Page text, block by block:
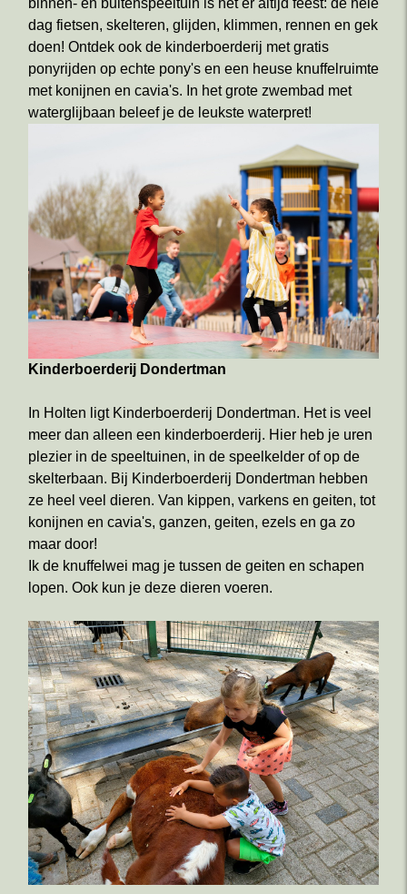
binnen- en buitenspeeltuin is het er altijd feest: de hele
dag fietsen, skelteren, glijden, klimmen, rennen en gek
doen! Ontdek ook de kinderboerderij met gratis
ponyrijden op echte pony's en een heuse knuffelruimte
met konijnen en cavia's. In het grote zwembad met
waterglijbaan beleef je de leukste waterpret!
Kinderboerderij Dondertman
In Holten ligt Kinderboerderij Dondertman. Het is veel
meer dan alleen een kinderboerderij. Hier heb je uren
plezier in de speeltuinen, in de speelkelder of op de
skelterbaan. Bij Kinderboerderij Dondertman hebben
ze heel veel dieren. Van kippen, varkens en geiten, tot
konijnen en cavia's, ganzen, geiten, ezels en ga zo
maar door!
Ik de knuffelwei mag je tussen de geiten en schapen
lopen. Ook kun je deze dieren voeren.